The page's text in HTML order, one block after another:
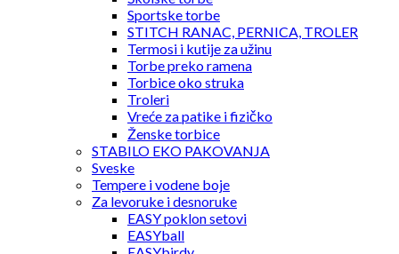
Sportske torbe
STITCH RANAC, PERNICA, TROLER
Termosi i kutije za užinu
Torbe preko ramena
Torbice oko struka
Troleri
Vreće za patike i fizičko
Ženske torbice
STABILO EKO PAKOVANJA
Sveske
Tempere i vodene boje
Za levoruke i desnoruke
EASY poklon setovi
EASYball